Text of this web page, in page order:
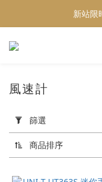
新站限
新站限
新站限
用
篩
選
(0/20)
風速計
篩選
商品排序